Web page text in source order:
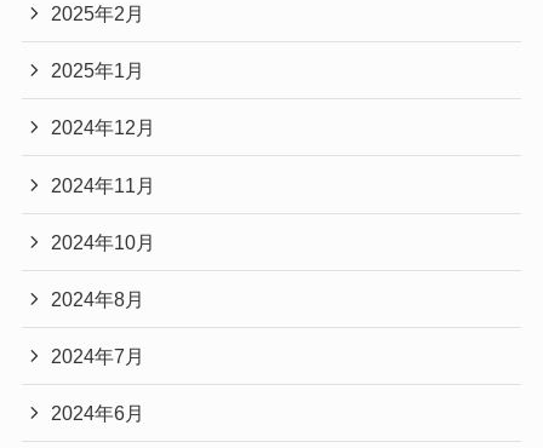
2025年2月
2025年1月
2024年12月
2024年11月
2024年10月
2024年8月
2024年7月
2024年6月